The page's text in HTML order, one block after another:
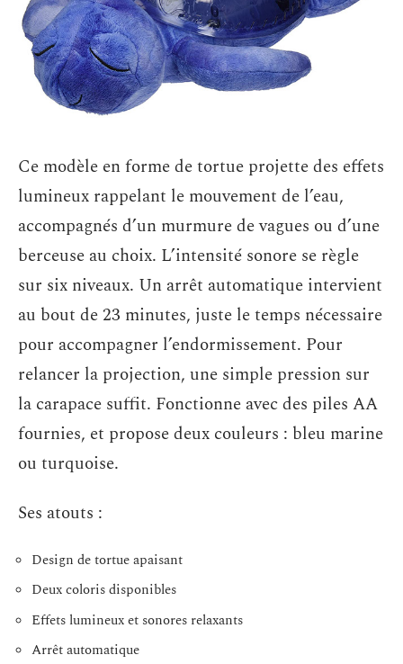
Ce modèle en forme de tortue projette des effets
lumineux rappelant le mouvement de l’eau,
accompagnés d’un murmure de vagues ou d’une
berceuse au choix. L’intensité sonore se règle
sur six niveaux. Un arrêt automatique intervient
au bout de 23 minutes, juste le temps nécessaire
pour accompagner l’endormissement. Pour
relancer la projection, une simple pression sur
la carapace suffit. Fonctionne avec des piles AA
fournies, et propose deux couleurs : bleu marine
ou turquoise.
Ses atouts :
Design de tortue apaisant
Deux coloris disponibles
Effets lumineux et sonores relaxants
Arrêt automatique